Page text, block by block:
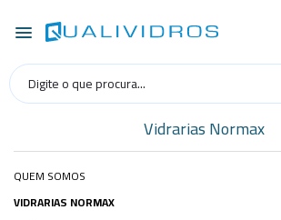
Vidrarias Normax
QUEM SOMOS
VIDRARIAS NORMAX